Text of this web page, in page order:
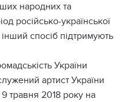
народних та
російсько-української
спосіб підтримують
України
артист України
травня 2018 року на